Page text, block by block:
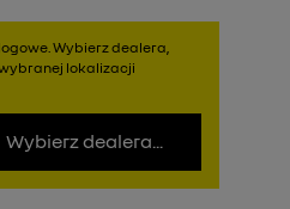
Wybierz dealera,
lokalizacji
Wybierz dealera...